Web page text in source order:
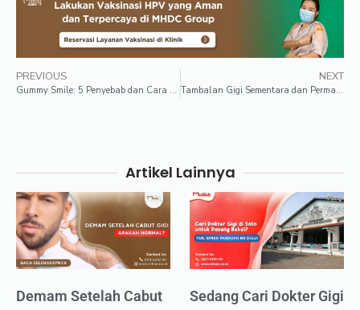
PREVIOUS
Gummy Smile: 5 Penyebab dan Cara Mengatasinya
NEXT
Tambalan Gigi Sementara dan Permanen, Apa Bedanya?
Artikel Lainnya
Demam Setelah Cabut
Sedang Cari Dokter Gigi